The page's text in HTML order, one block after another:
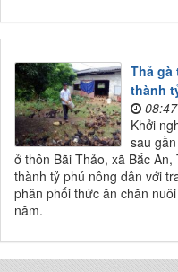
Thả gà
thành
Khởi
sau
ở thôn Bãi Thảo, xã Bắc
thành tỷ phú nông dân với
phân phối thức ăn chăn
năm.